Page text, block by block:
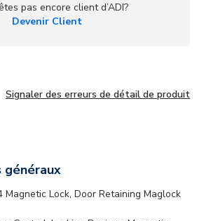
pas encore client d’ADI?
Devenir Client
Signaler des erreurs de détail de produit
généraux
Magnetic Lock, Door Retaining Maglock